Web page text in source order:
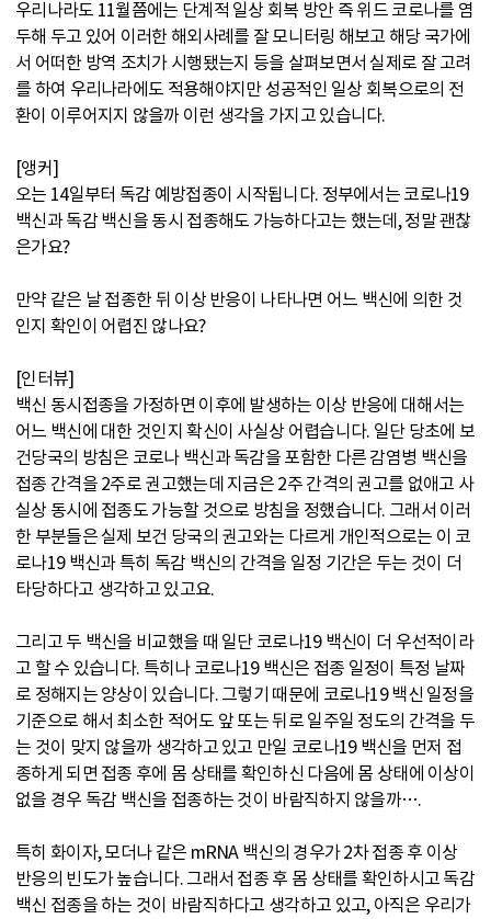
우리나라도 11월쯤에는 단계적 일상 회복 방안 즉 위드 코로나를 염
두해 두고 있어 이러한 해외사례를 잘 모니터링 해보고 해당 국가에
서 어떠한 방역 조치가 시행됐는지 등을 살펴보면서 실제로 잘 고려
를 하여 우리나라에도 적용해야지만 성공적인 일상 회복으로의 전
환이 이루어지지 않을까 이런 생각을 가지고 있습니다.
[앵커]
오는 14일부터 독감 예방접종이 시작됩니다. 정부에서는 코로나19
백신과 독감 백신을 동시 접종해도 가능하다고는 했는데, 정말 괜찮
은가요?
만약 같은 날 접종한 뒤 이상 반응이 나타나면 어느 백신에 의한 것
인지 확인이 어렵진 않나요?
[인터뷰]
백신 동시접종을 가정하면 이후에 발생하는 이상 반응에 대해서는
어느 백신에 대한 것인지 확신이 사실상 어렵습니다. 일단 당초에 보
건당국의 방침은 코로나 백신과 독감을 포함한 다른 감염병 백신을
접종 간격을 2주로 권고했는데 지금은 2주 간격의 권고를 없애고 사
실상 동시에 접종도 가능할 것으로 방침을 정했습니다. 그래서 이러
한 부분들은 실제 보건 당국의 권고와는 다르게 개인적으로는 이 코
로나19 백신과 특히 독감 백신의 간격을 일정 기간은 두는 것이 더
타당하다고 생각하고 있고요.
그리고 두 백신을 비교했을 때 일단 코로나19 백신이 더 우선적이라
고 할 수 있습니다. 특히나 코로나19 백신은 접종 일정이 특정 날짜
로 정해지는 양상이 있습니다. 그렇기 때문에 코로나19 백신 일정을
기준으로 해서 최소한 적어도 앞 또는 뒤로 일주일 정도의 간격을 두
는 것이 맞지 않을까 생각하고 있고 만일 코로나19 백신을 먼저 접
종하게 되면 접종 후에 몸 상태를 확인하신 다음에 몸 상태에 이상이
없을 경우 독감 백신을 접종하는 것이 바람직하지 않을까….
특히 화이자, 모더나 같은 mRNA 백신의 경우가 2차 접종 후 이상
반응의 빈도가 높습니다. 그래서 접종 후 몸 상태를 확인하시고 독감
백신 접종을 하는 것이 바람직하다고 생각하고 있고, 아직은 우리가